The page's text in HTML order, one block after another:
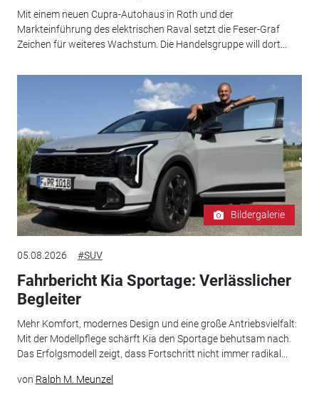
Mit einem neuen Cupra-Autohaus in Roth und der
Markteinführung des elektrischen Raval setzt die Feser-Graf
Zeichen für weiteres Wachstum. Die Handelsgruppe will dort...
Bildergalerie
05.08.2026 #SUV
Fahrbericht Kia Sportage: Verlässlicher
Begleiter
Mehr Komfort, modernes Design und eine große Antriebsvielfalt:
Mit der Modellpflege schärft Kia den Sportage behutsam nach.
Das Erfolgsmodell zeigt, dass Fortschritt nicht immer radikal...
von Ralph M. Meunzel